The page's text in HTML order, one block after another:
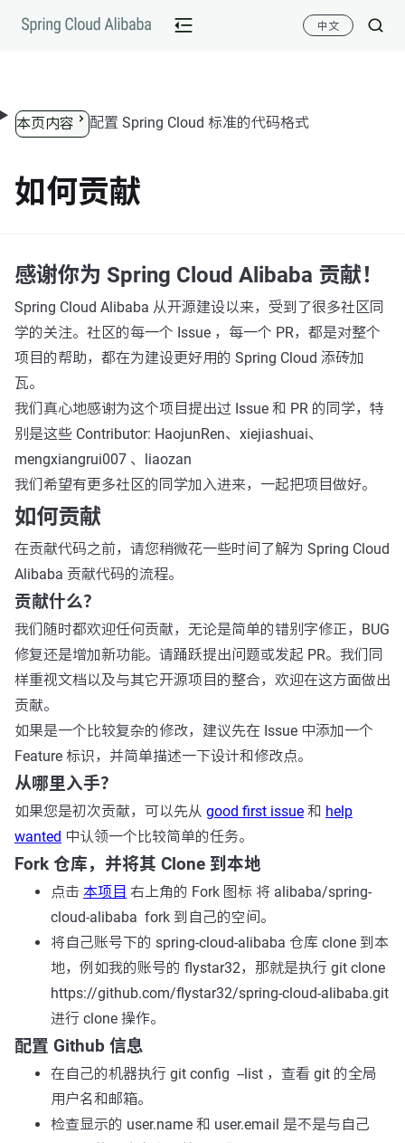
跳转到内容 中文
本页内容 配置 Spring Cloud 标准的代码格式
如何贡献
感谢你为 Spring Cloud Alibaba 贡献！
Spring Cloud Alibaba 从开源建设以来，受到了很多社区同
学的关注。社区的每一个 Issue ，每一个 PR，都是对整个
项目的帮助，都在为建设更好用的 Spring Cloud 添砖加
瓦。
我们真心地感谢为这个项目提出过 Issue 和 PR 的同学，特
别是这些 Contributor: HaojunRen、xiejiashuai、
mengxiangrui007 、liaozan
我们希望有更多社区的同学加入进来，一起把项目做好。
如何贡献
在贡献代码之前，请您稍微花一些时间了解为 Spring Cloud
Alibaba 贡献代码的流程。
贡献什么？
我们随时都欢迎任何贡献，无论是简单的错别字修正，BUG
修复还是增加新功能。请踊跃提出问题或发起 PR。我们同
样重视文档以及与其它开源项目的整合，欢迎在这方面做出
贡献。
如果是一个比较复杂的修改，建议先在 Issue 中添加一个
Feature 标识，并简单描述一下设计和修改点。
从哪里入手？
如果您是初次贡献，可以先从 good first issue 和 help
wanted 中认领一个比较简单的任务。
Fork 仓库，并将其 Clone 到本地
点击 本项目 右上角的 Fork 图标 将 alibaba/spring-
cloud-alibaba fork 到自己的空间。
将自己账号下的 spring-cloud-alibaba 仓库 clone 到本
地，例如我的账号的 flystar32，那就是执行 git clone
https://github.com/flystar32/spring-cloud-alibaba.git
进行 clone 操作。
配置 Github 信息
在自己的机器执行 git config --list ，查看 git 的全局
用户名和邮箱。
检查显示的 user.name 和 user.email 是不是与自己